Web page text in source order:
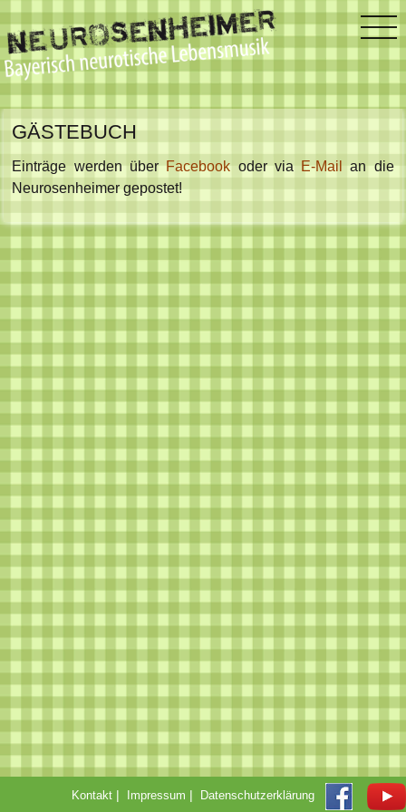
GÄSTEBUCH
Einträge werden überFacebookoder via E-Mail
an die
Neurosenheimer gepostet!
Kontakt | Impressum | Datenschutzerklärung